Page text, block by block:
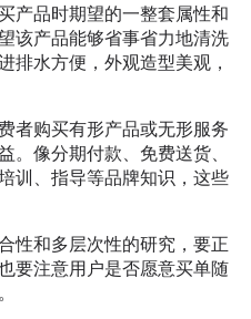
产品时期望的一整套属性和
该产品能够省事省力地清洗
排水方便，外观造型美观，
者购买有形产品或无形服务
。像分期付款、免费送货、
训、指导等品牌知识，这些
性和多层次性的研究，要正
要注意用户是否愿意买单随